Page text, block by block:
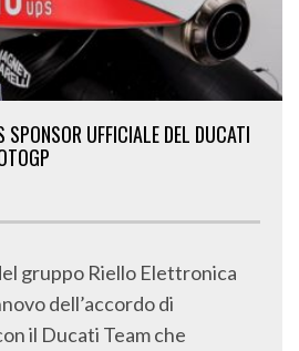
SPONSOR UFFICIALE DEL DUCATI
gruppo Riello Elettronica
dell’accordo di
il Ducati Team che